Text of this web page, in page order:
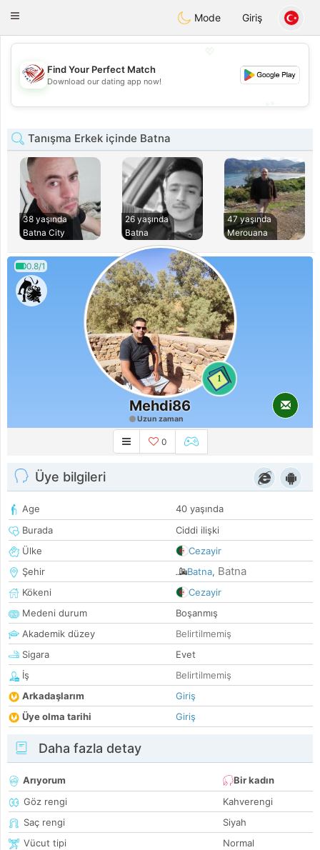
Dating
Toggle
Mode Giriş
💖
💕
Find Your Perfect Match
Download our dating app now!
Tanışma Erkek içinde Batna
38 yaşında
Batna City
26 yaşında
Batna
47 yaşında
Merouana
0.8/1
1
Mehdi86
Uzun zaman
0
Üye bilgileri
Age
40 yaşında
Burada
Ciddi ilişki
Ülke
Cezayir
Şehir
Batna, Batna
Kökeni
Cezayir
Medeni durum
Boşanmış
Akademik düzey
Belirtilmemiş
Sigara
Evet
İş
Belirtilmemiş
Arkadaşlarım
Giriş
Üye olma tarihi
Giriş
Daha fazla detay
Arıyorum
Bir kadın
Göz rengi
Kahverengi
Saç rengi
Siyah
Vücut tipi
Normal